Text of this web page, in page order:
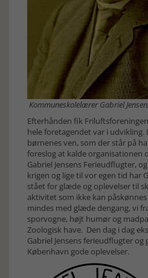
Kommuneskolelærer Gabriel
Efterhånden fik
hele foretagendet var i udvikling.
børnenes ven, som der står på
foreslog at kalde organisationen
Gabriel Jensens Ferieudflugter,
krigen og lige til vor egen tid har
stået for glæde og oplevelser til
aktivitet som ikke kan
mindes med glæde dengang, vi
sporvogne, højt humør og
Zoologisk have. Den dag i dag
Gabriel Jensens ferieudflugter og
København gode oplevelser.